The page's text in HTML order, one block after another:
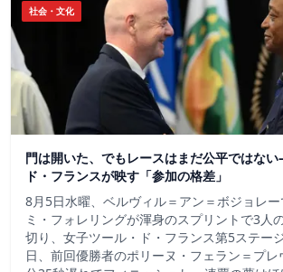
社会・文化
門は開いた、でもレースはまだ公平ではな
ド・フランスが映す「参加の格差」
8月5日水曜、ベルヴィル＝アン＝ボジョレ
ミ・フォレリングが渾身のスプリントで3人
切り、女子ツール・ド・フランス第5ステー
日、前回優勝者のポリーヌ・フェラン＝プ